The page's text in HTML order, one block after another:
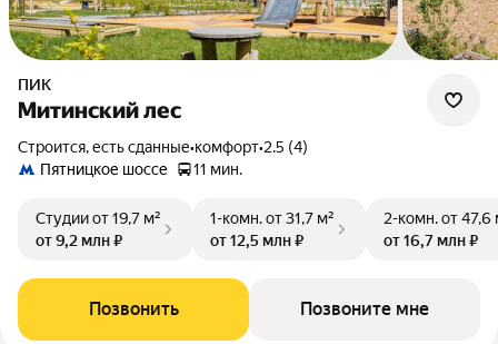
ПИК
Митинский лес
Строится, есть сданные•комфорт•2.5 (4)
Пятницкое шоссе
11 мин.
Студииот 19,7 м²
от 9,2 млн ₽
1-комн.от 31,7 м²
от 12,5 млн ₽
2-комн.от 47,6
от 16,7 млн ₽
Позвонить Позвоните мне